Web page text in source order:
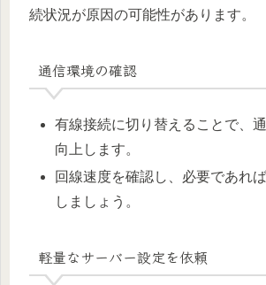
続状況が原因の可能性があります。
通信環境の確認
有線接続に切り替えることで、
向上します。
回線速度を確認し、必要であれ
しましょう。
軽量なサーバー設定を依頼